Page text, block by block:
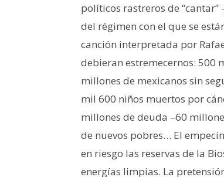
políticos rastreros de
del régimen con el que se
canción interpretada por
debieran estremecernos: 500
millones de mexicanos sin
mil 600 niños muertos por
millones de deuda –60
de nuevos pobres… El
en riesgo las reservas de la
energías limpias. La